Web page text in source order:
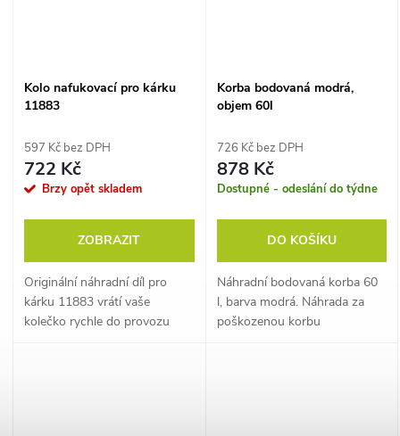
Kolo nafukovací pro kárku
11883
597 Kč bez DPH
722 Kč
Brzy opět skladem
ZOBRAZIT
Originální náhradní díl pro
kárku 11883 vrátí vaše
kolečko rychle do provozu
Korba bodovaná modrá,
objem 60l
726 Kč bez DPH
878 Kč
Dostupné - odeslání do týdne
DO KOŠÍKU
Náhradní bodovaná korba 60
l, barva modrá. Náhrada za
poškozenou korbu